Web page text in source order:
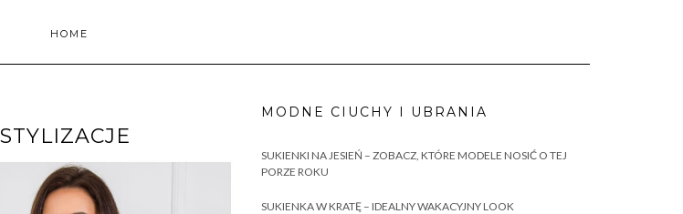
HOME
MODNE CIUCHY I UBRANIA
SUKIENKI NA JESIEŃ – ZOBACZ, KTÓRE MODELE NOSIĆ O TEJ
PORZE ROKU
SUKIENKA W KRATĘ – IDEALNY WAKACYJNY LOOK